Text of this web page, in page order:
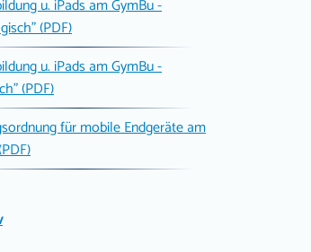
u. iPads am GymBu -
(PDF)
u. iPads am GymBu -
(PDF)
für mobile Endgeräte am